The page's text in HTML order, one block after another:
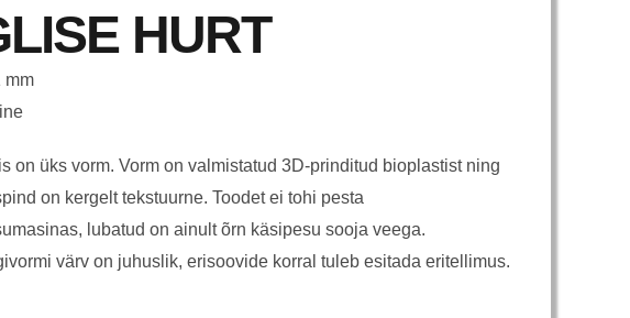
HURT
mm
on üks vorm. Vorm on valmistatud 3D-prinditud bioplastist ning
on kergelt tekstuurne. Toodet ei tohi pesta
lubatud on ainult õrn käsipesu sooja veega.
värv on juhuslik, erisoovide korral tuleb esitada eritellimus.